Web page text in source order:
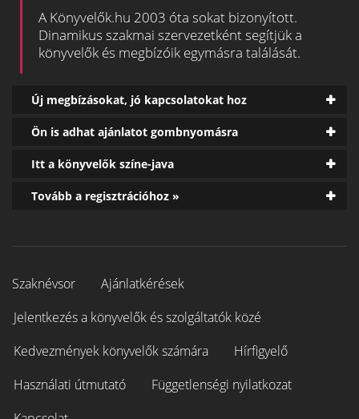
A Könyvelők.hu 2003 óta sokat bizonyított.
Dinamikus szakmai szervezetként segítjük a
könyvelők és megbízóik egymásra találását.
Új megbízásokat, jó kapcsolatokat hoz
Ön is adhat ajánlatot gombnyomásra
Itt a könyvelők színe-java
Tovább a regisztrációhoz »
Szaknévsor
Ajánlatkérések
Jelentkezés a könyvelők és szolgáltatók közé
Kedvezmények könyvelők számára
Hírfigyelő
Használati útmutató
Függetlenségi nyilatkozat